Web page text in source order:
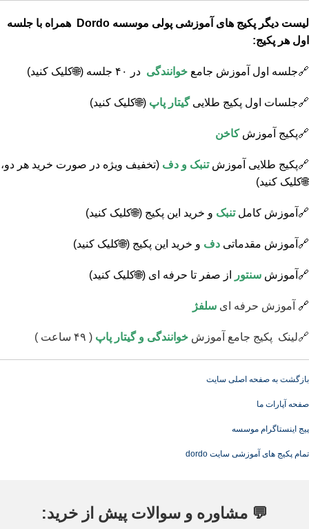
لیست دیگر پکیج های آموزشی پولی موسسه Dordo همراه با جلسه
اول هر پکیج:
🔗جلسه اول آموزش جامع خوانندگی در ۴۰ جلسه (🌐کلیک کنید)
🔗جلسات اول پکیج طلاییگیتار پاپ (🌐کلیک کنید)
🔗پکیج آموزش کاخن
🔗پکیج طلایی آموزشتنبک و دف (تخفیف ویژه در صورت خرید هر دو،
🌐کلیک کنید)
🔗آموزش کاملتنبک و خرید این پکیج (🌐کلیک کنید)
🔗آموزش مقدماتی دف و خرید این پکیج (🌐کلیک کنید)
🔗آموزش سنتور از صفر تا حرفه ای (🌐کلیک کنید)
🔗 آموزش حرفه ای سلفژ
🔗لینک پکیج جامع آموزش خوانندگی و گیتار پاپ ( ۴۹ ساعت )
بازگشت به صفحه اصلی سایت
صفحه آپارات ما
پیج اینستاگرام موسسه
تمام پکیج های آموزشی سایت dordo
💬 مشاوره و سوالات پیش از خرید: